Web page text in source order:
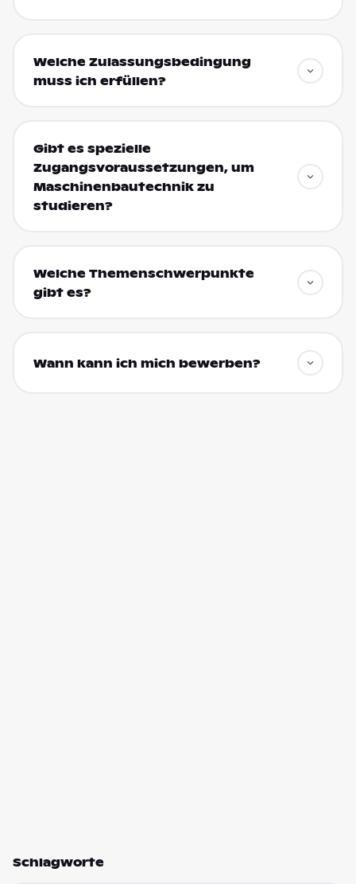
Welche Zulassungsbedingung
muss ich erfüllen?
Gibt es spezielle
Zugangsvoraussetzungen, um
Maschinenbautechnik zu
studieren?
Welche Themenschwerpunkte
gibt es?
Wann kann ich mich bewerben?
Schlagworte